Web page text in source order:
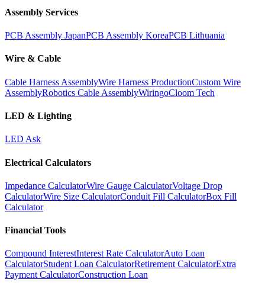
Assembly Services
PCB Assembly JapanPCB Assembly KoreaPCB Lithuania
Wire & Cable
Cable Harness AssemblyWire Harness ProductionCustom Wire
AssemblyRobotics Cable AssemblyWiringoCloom Tech
LED & Lighting
LED Ask
Electrical Calculators
Impedance CalculatorWire Gauge CalculatorVoltage Drop
CalculatorWire Size CalculatorConduit Fill CalculatorBox Fill
Calculator
Financial Tools
Compound InterestInterest Rate CalculatorAuto Loan
CalculatorStudent Loan CalculatorRetirement CalculatorExtra
Payment CalculatorConstruction Loan